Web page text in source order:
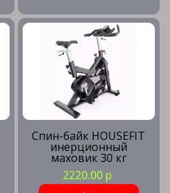
Спин-байк HOUSEFIT
инерционный
маховик 30 кг
2220.00 р